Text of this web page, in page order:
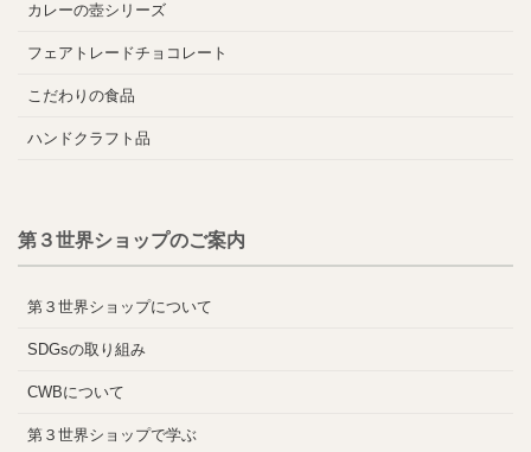
カレーの壺シリーズ
フェアトレードチョコレート
こだわりの食品
ハンドクラフト品
第３世界ショップのご案内
第３世界ショップについて
SDGsの取り組み
CWBについて
第３世界ショップで学ぶ